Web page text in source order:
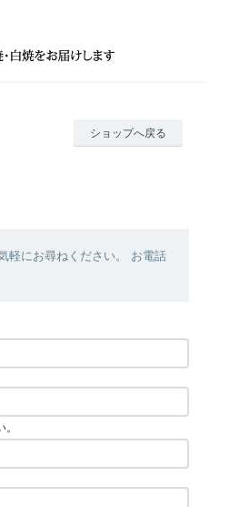
ショップへ戻る
軽にお尋ねください。 お電話